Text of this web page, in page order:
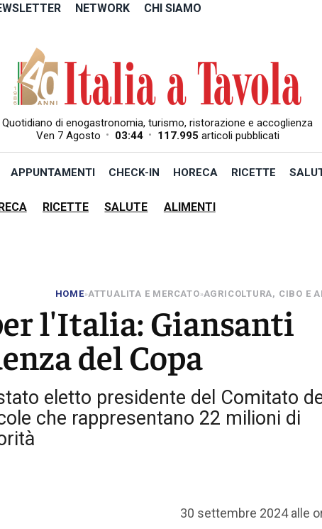
NETWORK CHI SIAMO
Quotidiano di enogastronomia, turismo, ristorazione e accoglienza
Ven 7 Agosto • 03:44 • 117.995 articoli pubblicati
APPUNTAMENTI CHECK-IN HORECA RICETTE
RICETTE SALUTE ALIMENTI
HOME»ATTUALITA E MERCATO»AGRICOLTURA, CIBO E
l'Italia: Giansanti
del Copa
eletto presidente del Comitato
che rappresentano 22 milioni di
30 settembre 2024 alle